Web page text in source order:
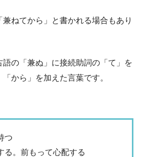
兼ねてから」と書かれる場合もあり
語の「兼ぬ」に接続助詞の「て」を
から」を加えた言葉です。
つ
る。前もって心配する